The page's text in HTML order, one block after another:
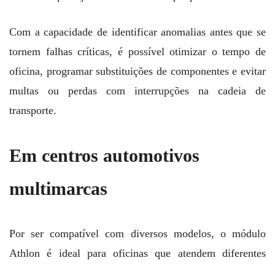
Com a capacidade de identificar anomalias antes que se
tornem falhas críticas, é possível otimizar o tempo de
oficina, programar substituições de componentes e evitar
multas ou perdas com interrupções na cadeia de
transporte.
Em centros automotivos
multimarcas
Por ser compatível com diversos modelos, o módulo
Athlon é ideal para oficinas que atendem diferentes